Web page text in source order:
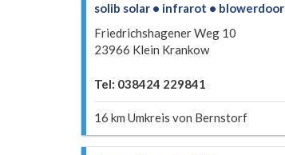
solib solar • infrarot • blowerdoor
Friedrichshagener Weg 10
23966 Klein Krankow
Tel: 038424 229841
16 km Umkreis von Bernstorf